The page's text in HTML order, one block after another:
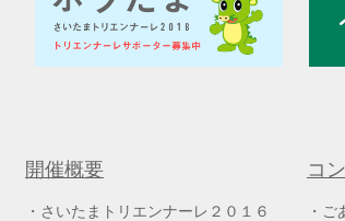
開催概要
さいたまトリエンナーレ２０１６
コ
ご